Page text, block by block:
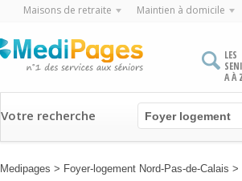
Maisons de retraite Maintien à domicile
LES
A À
Votre recherche Foyer logement
Medipages > Foyer-logement Nord-Pas-de-Calais >